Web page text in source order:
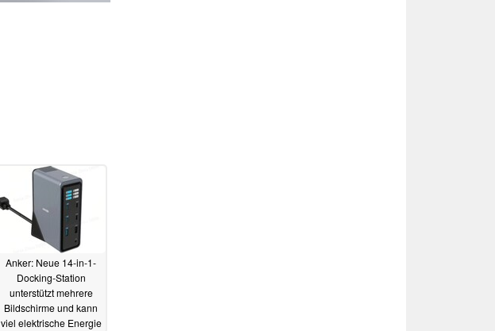
Anker: Neue 14-in-1-
Docking-Station
unterstützt mehrere
Bildschirme und kann
viel elektrische Energie